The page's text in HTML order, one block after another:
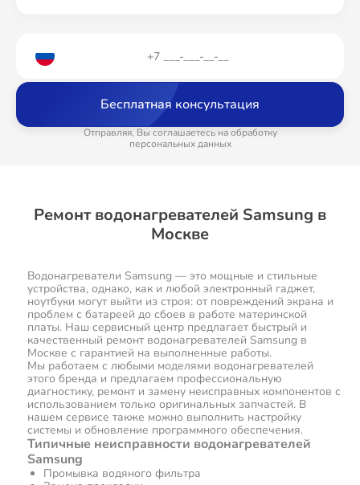
Бесплатная консультация
Отправляя, Вы соглашаетесь на обработку
персональных данных
Ремонт водонагревателей Samsung в
Москве
Водонагреватели Samsung — это мощные и стильные
устройства, однако, как и любой электронный гаджет,
ноутбуки могут выйти из строя: от повреждений экрана и
проблем с батареей до сбоев в работе материнской
платы. Наш сервисный центр предлагает быстрый и
качественный ремонт водонагревателей Samsung в
Москве с гарантией на выполненные работы.
Мы работаем с любыми моделями водонагревателей
этого бренда и предлагаем профессиональную
диагностику, ремонт и замену неисправных компонентов с
использованием только оригинальных запчастей. В
нашем сервисе также можно выполнить настройку
системы и обновление программного обеспечения.
Типичные неисправности водонагревателей
Samsung
Промывка водяного фильтра